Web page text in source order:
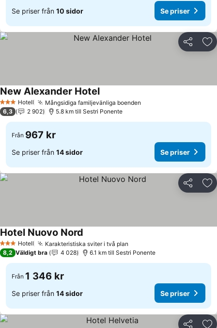
Se priser från 10 sidor Se priser
Dela
3 StjärnorHotell Mångsidiga familjevänliga boenden
New Alexander Hotel
6,3 2 902 5.8 km till Sestri Ponente
Från 967 kr
Se priser från 14 sidor Se priser
Dela
3 StjärnorHotell Karakteristiska sviter i två plan
Hotel Nuovo Nord
8,2 Väldigt bra 4 028 6.1 km till Sestri Ponente
Från 1 346 kr
Se priser från 14 sidor Se priser